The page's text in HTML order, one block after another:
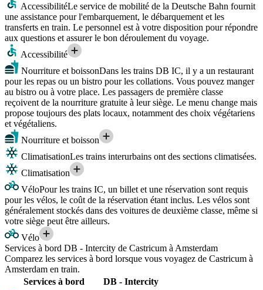
AccessibilitéLe service de mobilité de la Deutsche Bahn fournit
une assistance pour l'embarquement, le débarquement et les
transferts en train. Le personnel est à votre disposition pour répondre
aux questions et assurer le bon déroulement du voyage.
Accessibilité
Nourriture et boissonDans les trains DB IC, il y a un restaurant
pour les repas ou un bistro pour les collations. Vous pouvez manger
au bistro ou à votre place. Les passagers de première classe
reçoivent de la nourriture gratuite à leur siège. Le menu change mais
propose toujours des plats locaux, notamment des choix végétariens
et végétaliens.
Nourriture et boisson
ClimatisationLes trains interurbains ont des sections climatisées.
Climatisation
VéloPour les trains IC, un billet et une réservation sont requis
pour les vélos, le coût de la réservation étant inclus. Les vélos sont
généralement stockés dans des voitures de deuxième classe, même si
votre siège peut être ailleurs.
Vélo
Services à bord DB - Intercity de Castricum à Amsterdam
Comparez les services à bord lorsque vous voyagez de Castricum à
Amsterdam en train.
Services à bord
DB - Intercity